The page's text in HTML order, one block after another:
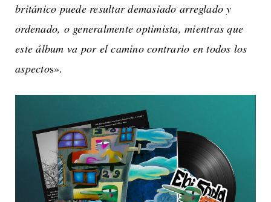
británico puede resultar demasiado arreglado y
ordenado, o generalmente optimista, mientras que
este álbum va por el camino contrario en todos los
aspectos».